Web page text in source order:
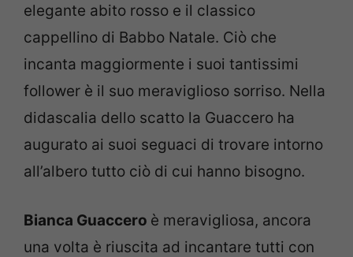
elegante abito rosso e il classico
cappellino di Babbo Natale. Ciò che
incanta maggiormente i suoi tantissimi
follower è il suo meraviglioso sorriso. Nella
didascalia dello scatto la Guaccero ha
augurato ai suoi seguaci di trovare intorno
all’albero tutto ciò di cui hanno bisogno.
Bianca Guaccero è meravigliosa, ancora
una volta è riuscita ad incantare tutti con